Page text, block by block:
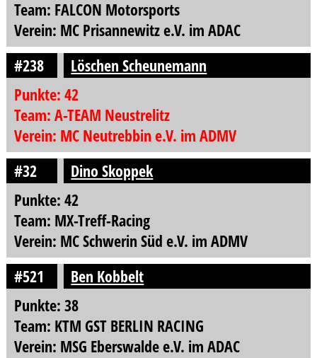
Team: FALCON Motorsports
Verein: MC Prisannewitz e.V. im ADAC
#238
Löschen Scheunemann
Punkte: 42
Team: A-TEAM Neustrelitz
Verein: MC Neutrebbin e.V. im ADMV
#32
Dino Skoppek
Punkte: 42
Team: MX-Treff-Racing
Verein: MC Schwerin Süd e.V. im ADMV
#521
Ben Kobbelt
Punkte: 38
Team: KTM GST BERLIN RACING
Verein: MSG Eberswalde e.V. im ADAC